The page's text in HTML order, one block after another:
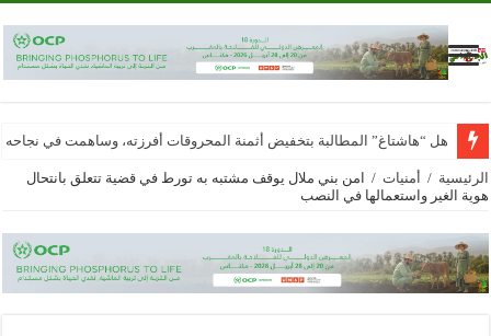
هل “هاشتاغ” المطالبة بتخفيض أثمنة المحروقات أفرزته، وساهمت في
الرئيسية / أمنيات /
امن بني ملال يوقف مشتبه به تورط في قضية تتعلق بانتحال
هوية الغير واستعمالها في النصب